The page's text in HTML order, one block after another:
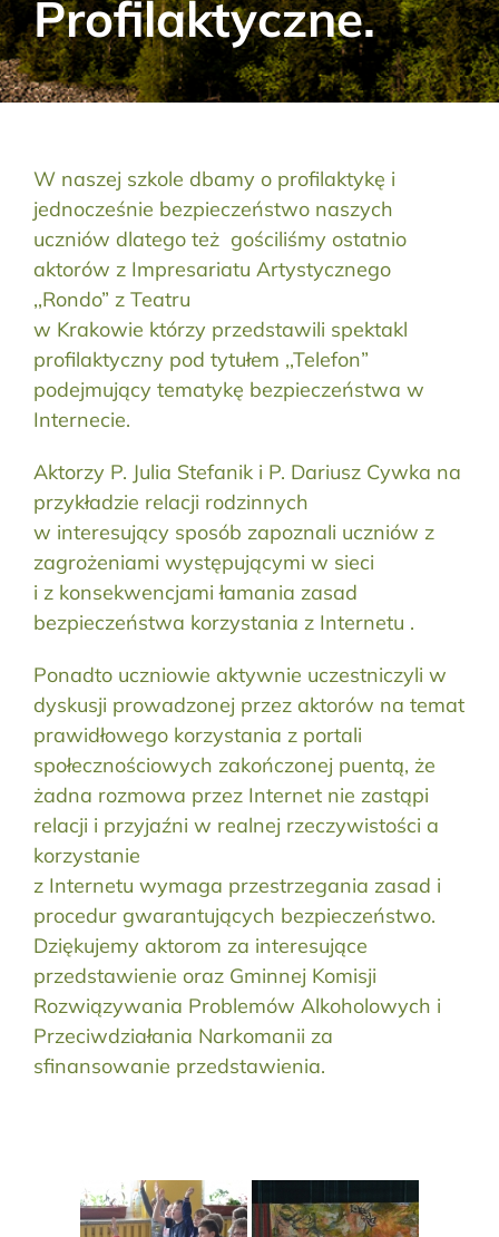
Aktualności
Kontakt
Szukaj:
Profilaktyczne.
W naszej szkole dbamy o profilaktykę i
jednocześnie bezpieczeństwo naszych
uczniów dlatego też gościliśmy ostatnio
aktorów z Impresariatu Artystycznego
,,Rondo” z Teatru
w Krakowie którzy przedstawili spektakl
profilaktyczny pod tytułem ,,Telefon”
podejmujący tematykę bezpieczeństwa w
Internecie.
Aktorzy P. Julia Stefanik i P. Dariusz Cywka na
przykładzie relacji rodzinnych
w interesujący sposób zapoznali uczniów z
zagrożeniami występującymi w sieci
i z konsekwencjami łamania zasad
bezpieczeństwa korzystania z Internetu .
Ponadto uczniowie aktywnie uczestniczyli w
dyskusji prowadzonej przez aktorów na temat
prawidłowego korzystania z portali
społecznościowych zakończonej puentą, że
żadna rozmowa przez Internet nie zastąpi
relacji i przyjaźni w realnej rzeczywistości a
korzystanie
z Internetu wymaga przestrzegania zasad i
procedur gwarantujących bezpieczeństwo.
Dziękujemy aktorom za interesujące
przedstawienie oraz Gminnej Komisji
Rozwiązywania Problemów Alkoholowych i
Przeciwdziałania Narkomanii za
sfinansowanie przedstawienia.